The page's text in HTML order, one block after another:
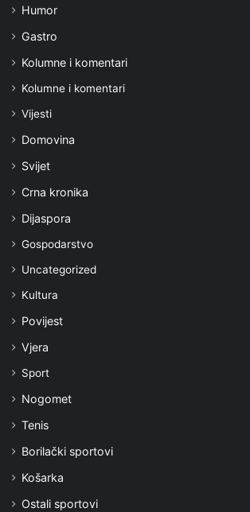
Humor
Gastro
Kolumne i komentari
Kolumne i komentari
Vijesti
Domovina
Svijet
Crna kronika
Dijaspora
Gospodarstvo
Uncategorized
Kultura
Povijest
Vjera
Sport
Nogomet
Tenis
Borilački sportovi
Košarka
Ostali sportovi